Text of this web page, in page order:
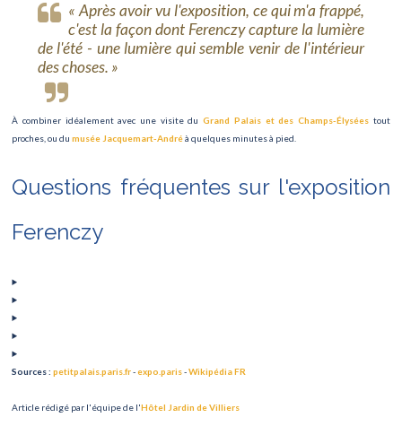
« Après avoir vu l'exposition, ce qui m'a frappé,
c'est la façon dont Ferenczy capture la lumière
de l'été - une lumière qui semble venir de l'intérieur
des choses. »
À combiner idéalement avec une visite duGrand Palais et des Champs-Élyséestout
proches, ou dumusée Jacquemart-Andréà quelques minutes à pied.
Questions fréquentes sur l'exposition
Ferenczy
Sources : petitpalais.paris.fr-expo.paris-Wikipédia FR
Article rédigé par l'équipe de l'Hôtel Jardin de Villiers